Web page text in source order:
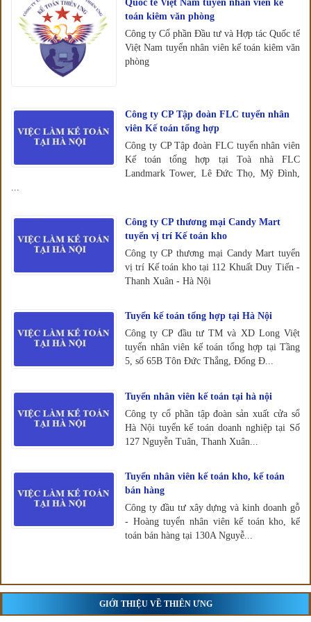
Quốc tế Việt Nam tuyển nhân viên kế
toán kiêm văn phòng
Công ty Cổ phần Đầu tư và Hợp tác Quốc tế
Việt Nam tuyển nhân viên kế toán kiêm văn
phòng
Công ty CP Tập đoàn FLC tuyển nhân
viên Kế toán tổng hợp
Công ty CP Tập đoàn FLC tuyển nhân viên
Kế toán tổng hợp tại Toà nhà FLC
Landmark Tower, Lê Đức Thọ, Mỹ Đình,
...
Công ty CP thương mại Candy Mart
tuyển vị trí Kế toán kho
Công ty CP thương mại Candy Mart tuyển
vị trí Kế toán kho tại 112 Khuất Duy Tiến -
Thanh Xuân - Hà Nội
Tuyển kế toán tổng hợp tại Hà Nội
Công ty CP đầu tư TM và XD Long Việt
tuyển nhân viên kế toán tổng hợp tại Tầng
5, số 65B Tôn Đức Thắng, Đống Đ...
Tuyển nhân viên kế toán tại hà nội
Công ty cổ phần tập đoàn sản xuất cửa sổ
Hà Nội tuyển kế toán doanh nghiệp tại Số
127 Nguyễn Tuân, Thanh Xuân...
Tuyển nhân viên kế toán kho, kế toán
bán hàng
Công ty đầu tư xây dựng và kinh doanh gỗ
- Hoàng tuyển nhân viên kế toán kho, kế
toán bán hàng tại 130A Nguyễ...
GIỚI THIỆU VỀ THIÊN ƯNG